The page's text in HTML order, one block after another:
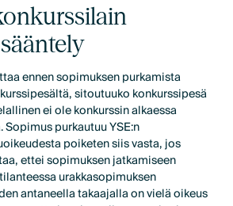
ennen sopimuksen purkamista
sitoutuuko konkurssipesä
ei ole konkurssin alkaessa
purkautuu YSE:n
poiketen siis vasta, jos
ettei sopimuksen jatkamiseen
urakkasopimuksen
antaneella takaajalla on vielä oikeus